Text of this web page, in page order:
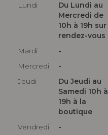
Lundi
Du Lundi au
Mercredi de
10h à 19h sur
rendez-vous
Mardi
-
Mercredi
-
Jeudi
Du Jeudi au
Samedi 10h à
19h à la
boutique
Vendredi
-